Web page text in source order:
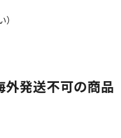
外発送不可の商品